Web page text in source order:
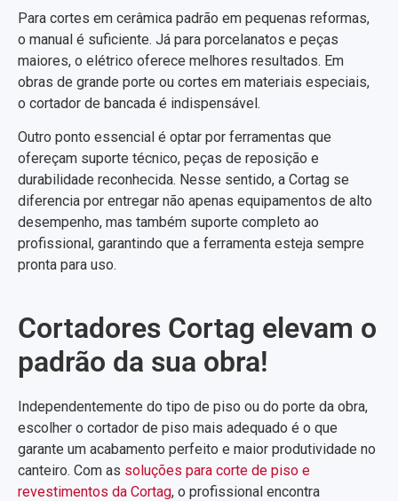
Para cortes em cerâmica padrão em pequenas reformas,
o manual é suficiente. Já para porcelanatos e peças
maiores, o elétrico oferece melhores resultados. Em
obras de grande porte ou cortes em materiais especiais,
o cortador de bancada é indispensável.
Outro ponto essencial é optar por ferramentas que
ofereçam suporte técnico, peças de reposição e
durabilidade reconhecida. Nesse sentido, a Cortag se
diferencia por entregar não apenas equipamentos de alto
desempenho, mas também suporte completo ao
profissional, garantindo que a ferramenta esteja sempre
pronta para uso.
Cortadores Cortag elevam o
padrão da sua obra!
Independentemente do tipo de piso ou do porte da obra,
escolher o cortador de piso mais adequado é o que
garante um acabamento perfeito e maior produtividade no
canteiro. Com as soluções para corte de piso e
revestimentos da Cortag, o profissional encontra